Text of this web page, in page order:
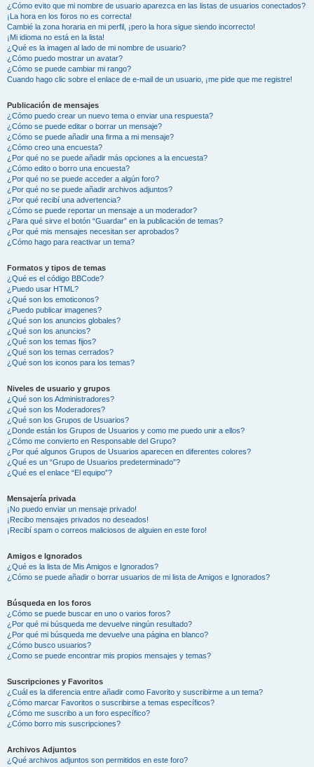
¿Cómo evito que mi nombre de usuario aparezca en las listas de usuarios conectados?
¡La hora en los foros no es correcta!
Cambié la zona horaria en mi perfil, ¡pero la hora sigue siendo incorrecto!
¡Mi idioma no está en la lista!
¿Qué es la imagen al lado de mi nombre de usuario?
¿Cómo puedo mostrar un avatar?
¿Cómo se puede cambiar mi rango?
Cuando hago clic sobre el enlace de e-mail de un usuario, ¡me pide que me registre!
Publicación de mensajes
¿Cómo puedo crear un nuevo tema o enviar una respuesta?
¿Cómo se puede editar o borrar un mensaje?
¿Cómo se puede añadir una firma a mi mensaje?
¿Cómo creo una encuesta?
¿Por qué no se puede añadir más opciones a la encuesta?
¿Cómo edito o borro una encuesta?
¿Por qué no se puede acceder a algún foro?
¿Por qué no se puede añadir archivos adjuntos?
¿Por qué recibí una advertencia?
¿Cómo se puede reportar un mensaje a un moderador?
¿Para qué sirve el botón “Guardar” en la publicación de temas?
¿Por qué mis mensajes necesitan ser aprobados?
¿Cómo hago para reactivar un tema?
Formatos y tipos de temas
¿Qué es el código BBCode?
¿Puedo usar HTML?
¿Qué son los emoticonos?
¿Puedo publicar imagenes?
¿Qué son los anuncios globales?
¿Qué son los anuncios?
¿Qué son los temas fijos?
¿Qué son los temas cerrados?
¿Qué son los iconos para los temas?
Niveles de usuario y grupos
¿Qué son los Administradores?
¿Qué son los Moderadores?
¿Qué son los Grupos de Usuarios?
¿Donde están los Grupos de Usuarios y como me puedo unir a ellos?
¿Cómo me convierto en Responsable del Grupo?
¿Por qué algunos Grupos de Usuarios aparecen en diferentes colores?
¿Qué es un “Grupo de Usuarios predeterminado”?
¿Qué es el enlace “El equipo”?
Mensajería privada
¡No puedo enviar un mensaje privado!
¡Recibo mensajes privados no deseados!
¡Recibí spam o correos maliciosos de alguien en este foro!
Amigos e Ignorados
¿Qué es la lista de Mis Amigos e Ignorados?
¿Cómo se puede añadir o borrar usuarios de mi lista de Amigos e Ignorados?
Búsqueda en los foros
¿Cómo se puede buscar en uno o varios foros?
¿Por qué mi búsqueda me devuelve ningún resultado?
¿Por qué mi búsqueda me devuelve una página en blanco?
¿Cómo busco usuarios?
¿Como se puede encontrar mis propios mensajes y temas?
Suscripciones y Favoritos
¿Cuál es la diferencia entre añadir como Favorito y suscribirme a un tema?
¿Cómo marcar Favoritos o suscribirse a temas específicos?
¿Cómo me suscribo a un foro específico?
¿Cómo borro mis suscripciones?
Archivos Adjuntos
¿Qué archivos adjuntos son permitidos en este foro?